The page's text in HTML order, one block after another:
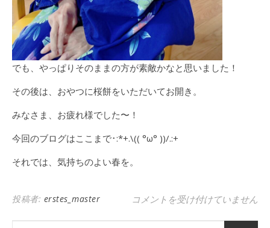
でも、やっぱりそのままの方が素敵かなと思いました！
その後は、おやつに桜餅をいただいてお開き。
みなさま、お疲れ様でした〜！
今回のブログはここまで･:*+.\(( °ω° ))/.:+
それでは、気持ちのよい春を。
投稿者: erstes_master ひなまつりレク は
コメントを受け付けていません